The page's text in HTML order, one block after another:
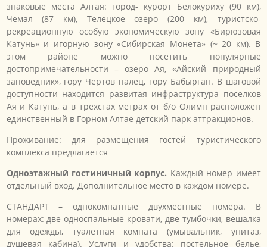
знаковые места Алтая: город- курорт Белокуриху (90 км),
Чемал (87 км), Телецкое озеро (200 км), туристско-
рекреационную особую экономическую зону «Бирюзовая
Катунь» и игорную зону «Сибирская Монета» (~ 20 км). В
этом районе можно посетить популярные
достопримечательности – озеро Ая, «Айский природный
заповедник», гору Чертов палец, гору Бабырган. В шаговой
доступности находится развитая инфраструктура поселков
Ая и Катунь, а в трехстах метрах от б/о Олимп расположен
единственный в Горном Алтае детский парк аттракционов.
Проживание: для размещения гостей туристического
комплекса предлагается
Одноэтажный гостиничный корпус. Каждый номер имеет
отдельный вход. Дополнительное место в каждом номере.
СТАНДАРТ – однокомнатные двухместные номера. В
номерах: две односпальные кровати, две тумбочки, вешалка
для одежды, туалетная комната (умывальник, унитаз,
душевая кабина). Услуги и удобства: постельное белье,